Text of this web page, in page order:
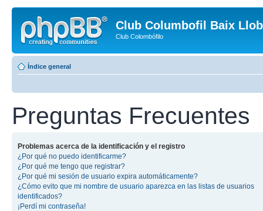
Club Columbofil Baix
Club Colombófilo
Índice general
Preguntas Frecuentes
Problemas acerca de la identificación y el registro
¿Por qué no puedo identificarme?
¿Por qué me tengo que registrar?
¿Por qué mi sesión de usuario expira automáticamente?
¿Cómo evito que mi nombre de usuario aparezca en las listas de usuarios
identificados?
¡Perdí mi contraseña!